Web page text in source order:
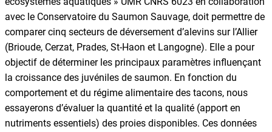
avec le Conservatoire du Saumon Sauvage, doit permettre de
comparer cinq secteurs de déversement d’alevins sur l’Allier
(Brioude, Cerzat, Prades, St-Haon et Langogne). Elle a pour
objectif de déterminer les principaux paramètres influençant
la croissance des juvéniles de saumon. En fonction du
comportement et du régime alimentaire des tacons, nous
essayerons d’évaluer la quantité et la qualité (apport en
nutriments essentiels) des proies disponibles. Ces données